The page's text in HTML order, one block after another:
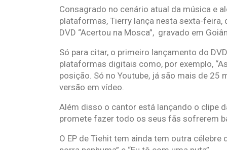
Consagrado no cenário atual da música e
plataformas, Tierry lança nesta sexta-
DVD “Acertou na Mosca”, gravado em
Só para citar, o primeiro lançamento do
plataformas digitais como, por exemplo,
posição. Só no Youtube, já são mais de 25
versão em vídeo.
Além disso o cantor está lançando o clipe
promete fazer todo os seus fãs sofrerem
O EP de Tiehit tem ainda tem outra célebre